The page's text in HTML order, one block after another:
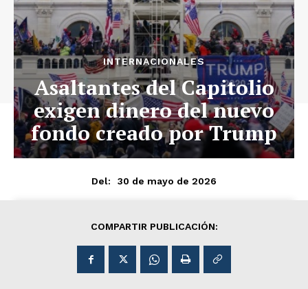
INTERNACIONALES
Asaltantes del Capitolio
exigen dinero del nuevo
fondo creado por Trump
Del: 30 de mayo de 2026
COMPARTIR PUBLICACIÓN: